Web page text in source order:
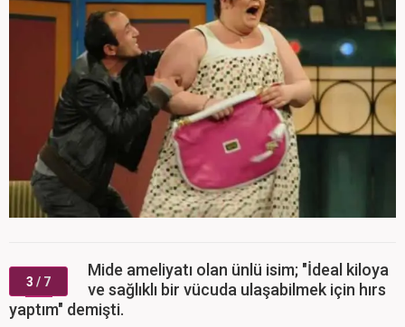
3 / 7
Mide ameliyatı olan ünlü isim; "İdeal kiloya
ve sağlıklı bir vücuda ulaşabilmek için hırs
yaptım" demişti.